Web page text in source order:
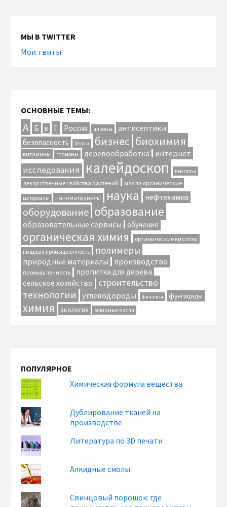
МЫ В TWITTER
Мои твиты
ОСНОВНЫЕ ТЕМЫ:
А Б В Г Россия алкены антисептики
безопасность белки бизнес биохимия
витамины гормоны деревообработка интернет
исследования калейдоскоп кислоты
лекарственные свойства растений масла органические
материалы наноматериалы наука нефтехимия
оборудование образование
образовательные сервисы обучение
органическая химия органические кислоты
пищевая промышленность полимеры
природные материалы производство
промышленность
пропитка для дерева
сельское хозяйство
строительство
технологии углеводороды финансы фунгициды
химия экология эфирные масла
ПОПУЛЯРНОЕ
Химическая формула вещества
Дублирование тканей на
производстве
Литература по 3D печати
Алкидные смолы
Свинцовый порошок: где